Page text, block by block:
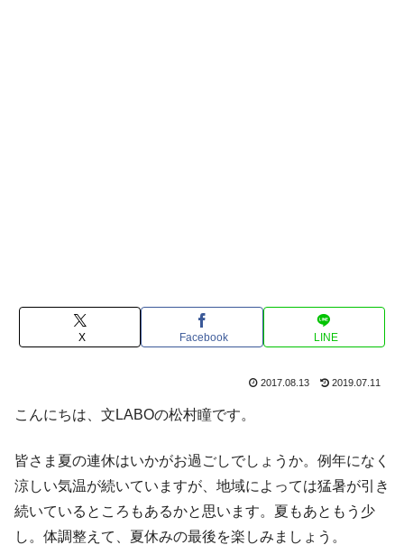
X Facebook LINE
2017.08.13 2019.07.11
こんにちは、文LABOの松村瞳です。
皆さま夏の連休はいかがお過ごしでしょうか。例年になく
涼しい気温が続いていますが、地域によっては猛暑が引き
続いているところもあるかと思います。夏もあともう少
し。体調整えて、夏休みの最後を楽しみましょう。